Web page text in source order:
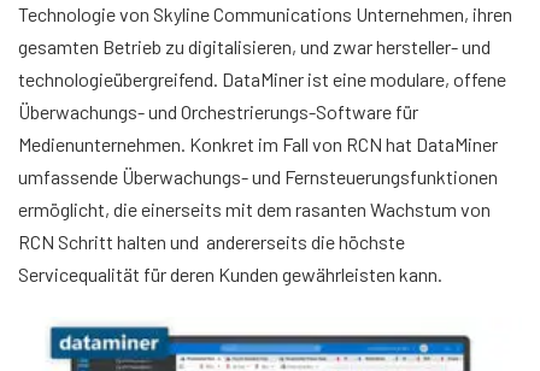
Technologie von Skyline Communications Unternehmen, ihren
gesamten Betrieb zu digitalisieren, und zwar hersteller- und
technologieübergreifend. DataMiner ist eine modulare, offene
Überwachungs- und Orchestrierungs-Software für
Medienunternehmen. Konkret im Fall von RCN hat DataMiner
umfassende Überwachungs- und Fernsteuerungsfunktionen
ermöglicht, die einerseits mit dem rasanten Wachstum von
RCN Schritt halten und andererseits die höchste
Servicequalität für deren Kunden gewährleisten kann.